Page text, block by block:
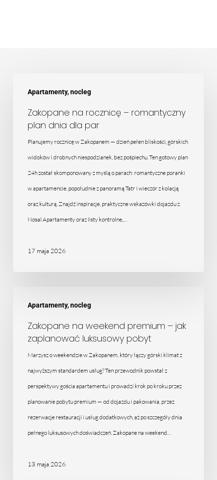
Apartamenty, nocleg
rocznicę
romantyczny
plan
dnia
Zakopane na rocznicę – romantyczny
plan dnia dla par
Planujemy rocznicę w Zakopanem — dzień pełen bliskości, górskich
widoków i drobnych niespodzianek, bez pośpiechu. Ten gotowy plan
24h został skomponowany z myślą o parach: romantyczne poranki
w apartamencie, popołudnie z panoramą Tatr i wieczór z kolacją
oraz kulturą. Znajdź inspiracje, praktyczne wskazówki dojazdu z
Nosal Apartamenty oraz listy kontrolne,…
17 maja 2026
Apartamenty, nocleg
weekend
premium
zaplanować
luksusowy
pobyt
Zakopane na weekend premium – jak
zaplanować luksusowy pobyt
Marzysz o weekendzie w Zakopanem, który łączy górski klimat z
najwyższym standardem usług? Ten przewodnik powstał z
perspektywy gościa apartamentu i prowadzi krok po kroku przez
planowanie pobytu premium — od dojazdu i pakowania, przez
rezerwacje restauracji i usług dodatkowych, aż po szczegóły dnia
pełnego luksusowych doświadczeń. Zakopane na weekend…
13 maja 2026